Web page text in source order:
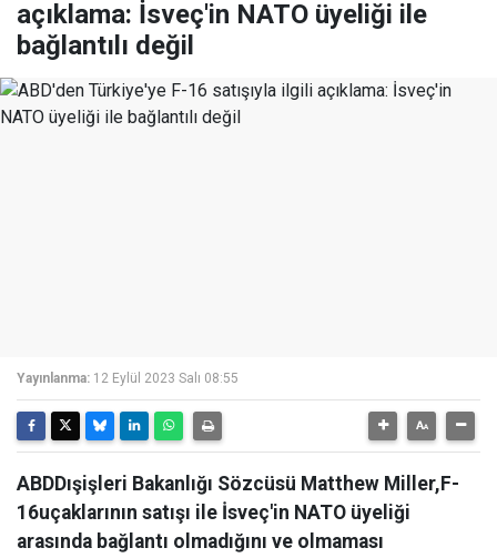
açıklama: İsveç'in NATO üyeliği ile
bağlantılı değil
Yayınlanma: 12 Eylül 2023 Salı 08:55
ABDDışişleri Bakanlığı Sözcüsü Matthew Miller,F-
16uçaklarının satışı ile İsveç'in NATO üyeliği
arasında bağlantı olmadığını ve olmaması